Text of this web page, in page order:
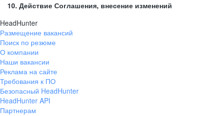
10. Действие Соглашения, внесение изменений
HeadHunter
Размещение вакансий
Поиск по резюме
О компании
Наши вакансии
Реклама на сайте
Требования к ПО
Безопасный HeadHunter
HeadHunter API
Партнерам